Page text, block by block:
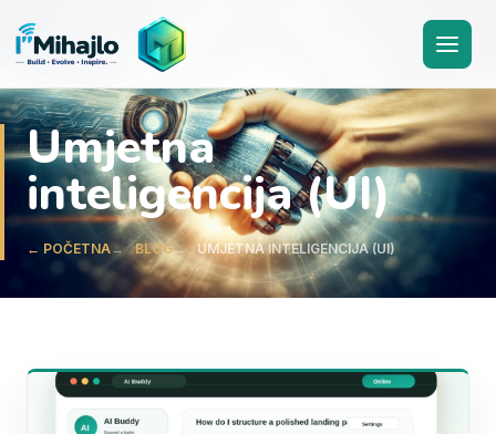
I'Mihajlo
Umjetna
inteligencija (UI)
← POČETNA BLOG UMJETNA INTELIGENCIJA (UI)